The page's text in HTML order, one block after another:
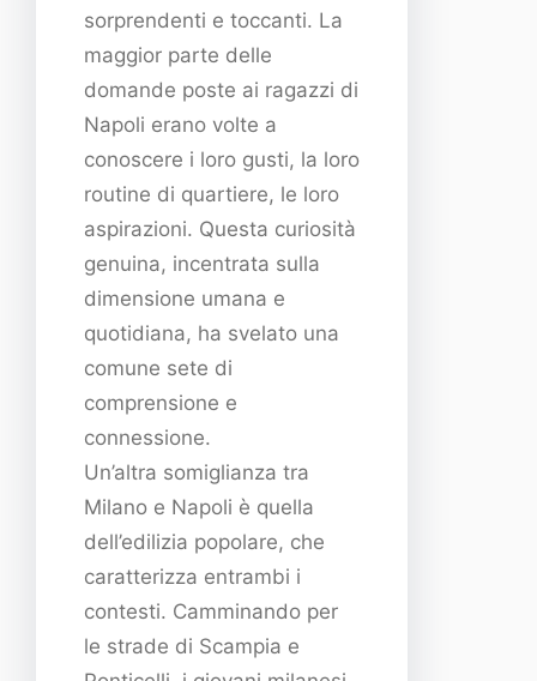
sorprendenti e toccanti. La
maggior parte delle
domande poste ai ragazzi di
Napoli erano volte a
conoscere i loro gusti, la loro
routine di quartiere, le loro
aspirazioni. Questa curiosità
genuina, incentrata sulla
dimensione umana e
quotidiana, ha svelato una
comune sete di
comprensione e
connessione.
Un’altra somiglianza tra
Milano e Napoli è quella
dell’edilizia popolare, che
caratterizza entrambi i
contesti. Camminando per
le strade di Scampia e